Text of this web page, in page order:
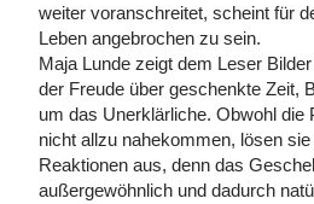
weiter voranschreitet, scheint für
Leben angebrochen zu sein.
Maja Lunde zeigt dem Leser
der Freude über geschenkte Zeit,
um das Unerklärliche. Obwohl die
nicht allzu nahekommen, lösen
Reaktionen aus, denn das
außergewöhnlich und dadurch